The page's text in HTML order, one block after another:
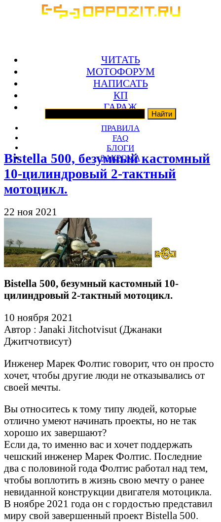
ЧИТАТЬ
МОТОФОРУМ
НАПИСАТЬ
КП
ГАРАЖ
ПРАВИЛА
FAQ
БЛОГИ
ЗАКРОМА
Bistella 500, безумный кастомный
10-цилиндровый 2-тактный
мотоцикл.
22 ноя 2021
Bistella 500, безумный кастомный 10-
цилиндровый 2-тактный мотоцикл.
10 ноября 2021
Автор : Janaki Jitchotvisut (Джанаки
Джитчотвисут)
Инженер Марек Фолтис говорит, что он просто
хочет, чтобы другие люди не отказывались от
своей мечты.
Вы относитесь к тому типу людей, которые
отлично умеют начинать проекты, но не так
хорошо их завершают?
Если да, то именно вас и хочет поддержать
чешский инженер Марек Фолтис. Последние
два с половиной года Фолтис работал над тем,
чтобы воплотить в жизнь свою мечту о ранее
невиданной конструкции двигателя мотоцикла.
В ноябре 2021 года он с гордостью представил
миру свой завершенный проект Bistella 500.